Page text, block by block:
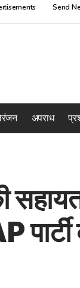
Send
अपराध